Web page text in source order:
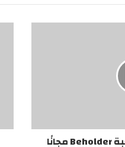
متجر إبيك جيمز يقدم لعبة Beholder مجانًا